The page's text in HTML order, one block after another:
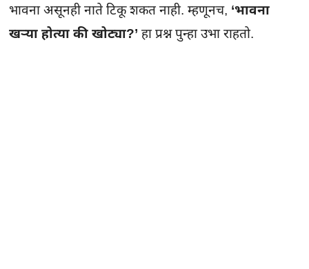
भावना असूनही नाते टिकू शकत नाही. म्हणूनच, ‘भावना
खऱ्या होत्या की खोट्या?’ हा प्रश्न पुन्हा उभा राहतो.